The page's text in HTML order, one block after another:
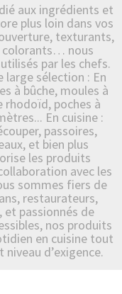
aux ingrédients et
plus loin dans vos
texturants,
colorants… nous
par les chefs.
large sélection : En
à bûche, moules à
rhodoïd, poches à
En cuisine :
passoires,
et bien plus
les produits
avec les
sommes fiers de
restaurateurs,
passionnés de
nos produits
en cuisine tout
d’exigence.